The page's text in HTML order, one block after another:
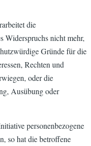
die
Widerspruchs nicht mehr,
Gründe für die
Rechten und
oder die
Ausübung oder
personenbezogene
so hat die betroffene